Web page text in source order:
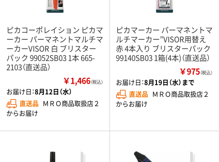
ピカコーポレイション ピカマ
ーカー パーマネントマルチマ
ーカーVISOR 白 ブリスター
パック 99052SB03 1本 665-
2103（直送品）
￥1,466（税込）
お届け日：8月12日（水）
直送品 ＭＲＯ商品取扱店２
からお届け
ピカマーカー パーマネントマ
ルチマーカー”VISOR用替え
赤 4本入り ブリスターパック
99140SB03 1箱(4本)（直送品）
￥975（税込）
お届け日：8月19日（水）まで
直送品 ＭＲＯ商品取扱店２
からお届け